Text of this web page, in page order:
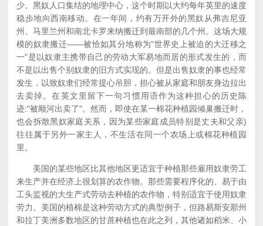
少。黑奴人口集结的地理中心，这个时期以大约每年英里的速度
稳步地向西南移动。在一年间，约有万开外的黑奴从弗吉尼亚
州、马里兰州和南北卡罗来纳搬迁到最南部的几个州。这场大规
模的奴隶搬迁——被恰如其分地称为"世界史上被迫的大迁移之
一"是以奴隶主携带自己的劳动大军易地而居的形式发生的，而
不是以出售个别奴隶的旧方式实现的。但是出售奴隶的事也经常
发生，以致奴隶们经常提心吊胆，担心被从家庭和朋友身边拉出
去卖掉。在英文里留下一句习惯用语作为这种担心的历史陈
迹:"被顺河出卖了"。然而，即使在某一棉花种植园倾巢搬迁时，
也会拆散黑奴家庭关系，因为某些家庭成员特别是丈夫和父亲)
往往属于另外一家主人，不生活在同一个农场上或棉花种植园
里。
美国的某些地区比其他地区更适宜于种植那些雇用奴隶劳工
来生产并在经济上很划算的农作物。那些需要程序化的、易于由
工头监视的大生产式劳动去种植的农作物，特别适宜于使用奴隶
劳力。美国的植棉是这种劳动方式的典型例子，但路易斯安那州
和拉丁美洲多数地区的甘蔗种植也在此之列，其他诸如稻米、小